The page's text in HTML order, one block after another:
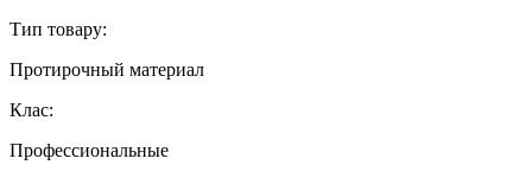
Тип товару:
Протирочный материал
Клас:
Профессиональные